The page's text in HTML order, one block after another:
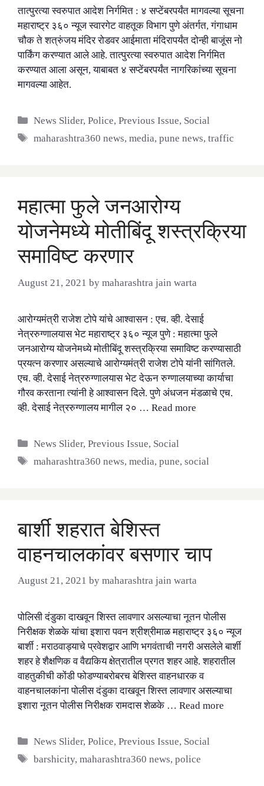
तात्पुरत्या स्वरुपात आदेश निर्गमित : ४ सप्टेंबरपर्यंत मागवल्या सूचना
महाराष्ट्र ३६० न्यूज स्वारगेट वाहतूक विभाग पुणे अंतर्गत, गंगाधाम
चौक ते शत्रुंजय मंदिर रोडवर आईमाता मंदिरापर्यंत दोन्ही बाजूंस नो
पार्किंग करण्यात आले आहे. तात्पुरत्या स्वरुपात आदेश निर्गमित
करण्यात आला असून, याबाबत ४ सप्टेंबरपर्यंत नागरिकांच्या सूचना
मागवल्या आहेत.
Categories
News Slider,Police,Previous Issue, Social
Tags
maharashtra360 news,media,pune news,traffic
महात्मा फुले जनआरोग्य
योजनेमध्ये मोतीबिंदू शस्त्रक्रिया
समाविष्ट करणार
August 21, 2021 by maharashtra jain warta
आरोग्यमंत्री राजेश टोपे यांचे आश्वासन : एच. व्ही. देसाई
नेत्ररुग्णालयास भेट महाराष्ट्र ३६० न्यूज पुणे : महात्मा फुले
जनआरोग्य योजनेमध्ये मोतीबिंदू शस्त्रक्रिया समाविष्ट करण्यासाठी
प्रयत्न करणार असल्याचे आरोग्यमंत्री राजेश टोपे यांनी सांगितले.
एच. व्ही. देसाई नेत्ररुग्णालयास भेट देऊन रुग्णालयाच्या कार्याचा
गौरव करताना त्यांनी हे आश्वासन दिले. पुणे अंधजन मंडळाचे एच.
व्ही. देसाई नेत्ररुग्णालय मागील २० … Read more
Categories
News Slider,Previous Issue, Social
Tags
maharashtra360 news,media,pune,social
बार्शी शहरात बेशिस्त
वाहनचालकांवर बसणार चाप
August 21, 2021 by maharashtra jain warta
पोलिसी दंडुका दाखवून शिस्त लावणार असल्याचा नूतन पोलीस
निरीक्षक शेळके यांचा इशारा पवन श्रीश्रीमाळ महाराष्ट्र ३६० न्यूज
बार्शी : मराठवाड्याचे प्रवेशद्वार आणि भगवंताची नगरी असलेले बार्शी
शहर हे शैक्षणिक व वैद्यकिय क्षेत्रातील प्रगत शहर आहे. शहरातील
वाहतुकीची कोंडी फोडण्याबरोबरच बेशिस्त वाहनधारक व
वाहनचालकांना पोलीस दंडुका दाखवून शिस्त लावणार असल्याचा
इशारा नूतन पोलीस निरीक्षक रामदास शेळके … Read more
Categories
News Slider,Police,Previous Issue, Social
Tags
barshicity,maharashtra360 news,police